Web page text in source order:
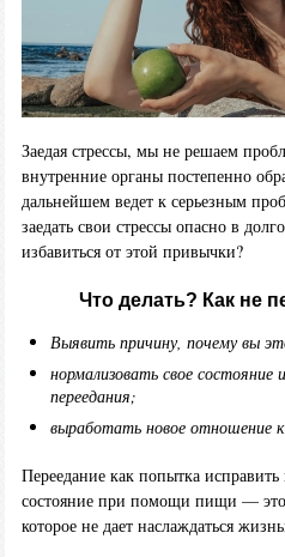
Заедая стрессы, мы не решаем
внутренние органы постепенно
дальнейшем ведет к серьезным
заедать свои стрессы опасно в
избавиться от этой привычки?
Что делать? Как не
Выявить причину, почему вы
нормализовать свое
переедания;
выработать новое отношение
Переедание как попытка исправить
состояние при помощи пищи — это
которое не дает наслаждаться